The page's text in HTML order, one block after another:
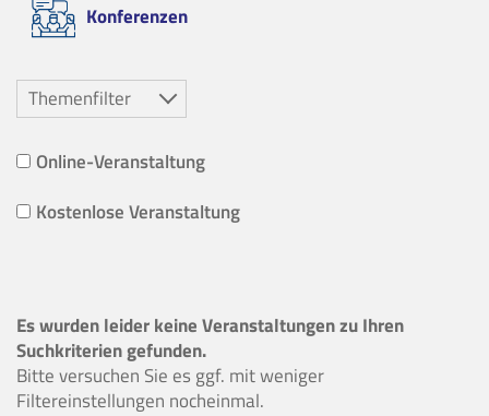
Konferenzen
Themenfilter
Online-Veranstaltung
Kostenlose Veranstaltung
Es wurden leider keine Veranstaltungen zu Ihren
Suchkriterien gefunden.
Bitte versuchen Sie es ggf. mit weniger
Filtereinstellungen nocheinmal.